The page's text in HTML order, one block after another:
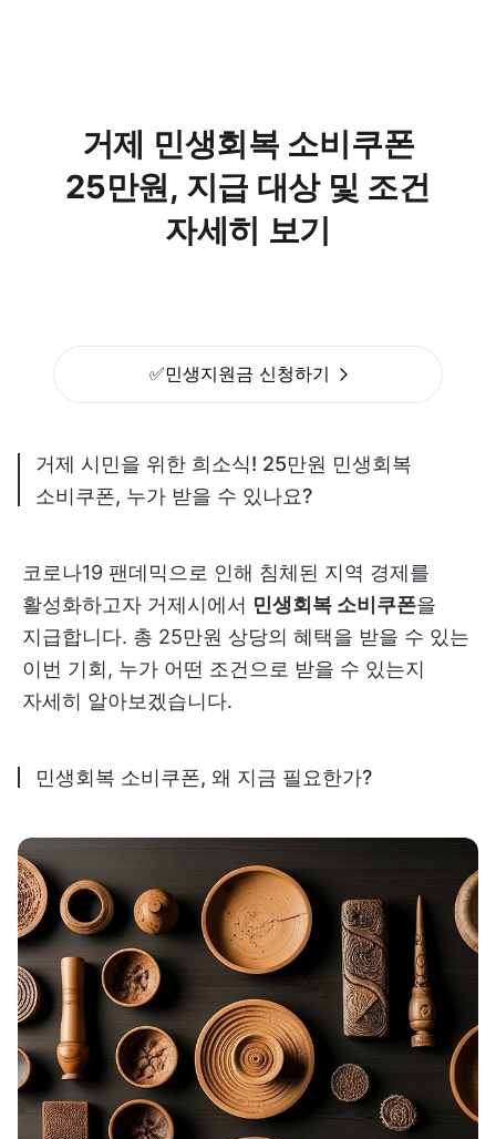
거제 민생회복 소비쿠폰
25만원, 지급 대상 및 조건
자세히 보기
✅민생지원금 신청하기
거제 시민을 위한 희소식! 25만원 민생회복
소비쿠폰, 누가 받을 수 있나요?
코로나19 팬데믹으로 인해 침체된 지역 경제를
활성화하고자 거제시에서 민생회복 소비쿠폰을
지급합니다. 총 25만원 상당의 혜택을 받을 수 있는
이번 기회, 누가 어떤 조건으로 받을 수 있는지
자세히 알아보겠습니다.
민생회복 소비쿠폰, 왜 지금 필요한가?